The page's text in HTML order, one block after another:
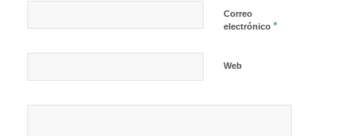
Correo
electrónico *
Web